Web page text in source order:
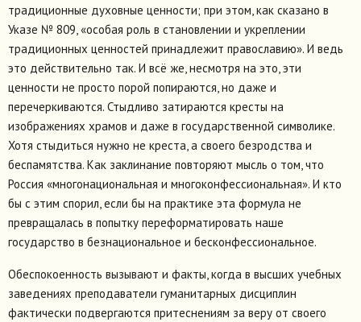
традиционные духовные ценности; при этом, как сказано в
Указе № 809, «особая роль в становлении и укреплении
традиционных ценностей принадлежит православию». И ведь
это действительно так. И всё же, несмотря на это, эти
ценности не просто порой попираются, но даже и
перечеркиваются. Стыдливо затираются кресты на
изображениях храмов и даже в государственной символике.
Хотя стыдиться нужно не креста, а своего безродства и
беспамятства. Как заклинание повторяют мысль о том, что
Россия «многонациональная и многоконфессиональная». И кто
бы с этим спорил, если бы на практике эта формула не
превращалась в попытку переформатировать наше
государство в безнациональное и бесконфессиональное.
Обеспокоенность вызывают и факты, когда в высших учебных
заведениях преподаватели гуманитарных дисциплин
фактически подвергаются притеснениям за веру от своего